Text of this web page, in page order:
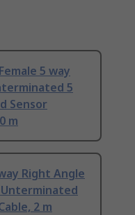
5 way
5
Sensor
m
Right Angle
2 m